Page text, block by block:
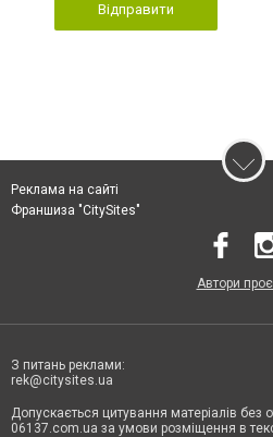
Відправити
Реклама на сайті
Франшиза "CitySites"
Автори
З питань реклами:
rek@citysites.ua
Допускається цитування матеріалів без
06137.com.ua за умови розміщення в